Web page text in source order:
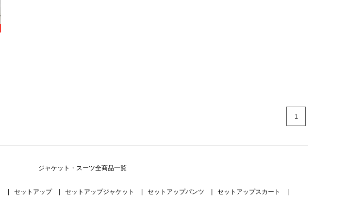
1
ジャケット・スーツ全商品一覧
セットアップ セットアップジャケット セットアップパンツ
セットアップスカート